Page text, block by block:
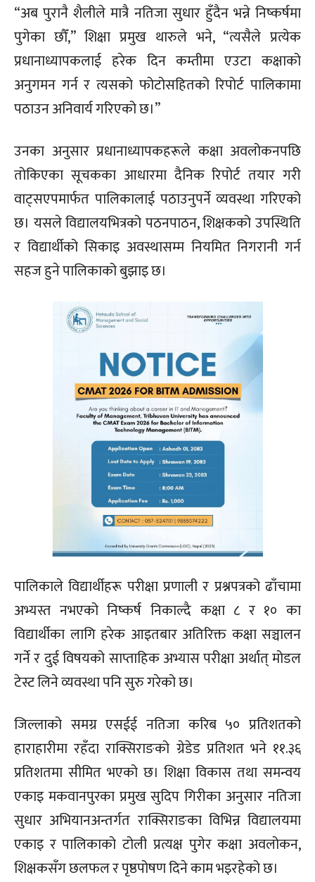
“अब पुरानै शैलीले मात्रै नतिजा सुधार हुँदैन भन्ने निष्कर्षमा
पुगेका छौँ,” शिक्षा प्रमुख थारुले भने, “त्यसैले प्रत्येक
प्रधानाध्यापकलाई हरेक दिन कम्तीमा एउटा कक्षाको
अनुगमन गर्न र त्यसको फोटोसहितको रिपोर्ट पालिकामा
पठाउन अनिवार्य गरिएको छ।”
उनका अनुसार प्रधानाध्यापकहरूले कक्षा अवलोकनपछि
तोकिएका सूचकका आधारमा दैनिक रिपोर्ट तयार गरी
वाट्सएपमार्फत पालिकालाई पठाउनुपर्ने व्यवस्था गरिएको
छ। यसले विद्यालयभित्रको पठनपाठन, शिक्षकको उपस्थिति
र विद्यार्थीको सिकाइ अवस्थासम्म नियमित निगरानी गर्न
सहज हुने पालिकाको बुझाइ छ।
पालिकाले विद्यार्थीहरू परीक्षा प्रणाली र प्रश्नपत्रको ढाँचामा
अभ्यस्त नभएको निष्कर्ष निकाल्दै कक्षा ८ र १० का
विद्यार्थीका लागि हरेक आइतबार अतिरिक्त कक्षा सञ्चालन
गर्ने र दुई विषयको साप्ताहिक अभ्यास परीक्षा अर्थात् मोडल
टेस्ट लिने व्यवस्था पनि सुरु गरेको छ।
जिल्लाको समग्र एसईई नतिजा करिब ५० प्रतिशतको
हाराहारीमा रहँदा राक्सिराङको ग्रेडेड प्रतिशत भने ११.३६
प्रतिशतमा सीमित भएको छ। शिक्षा विकास तथा समन्वय
एकाइ मकवानपुरका प्रमुख सुदिप गिरीका अनुसार नतिजा
सुधार अभियानअन्तर्गत राक्सिराङका विभिन्न विद्यालयमा
एकाइ र पालिकाको टोली प्रत्यक्ष पुगेर कक्षा अवलोकन,
शिक्षकसँग छलफल र पृष्ठपोषण दिने काम भइरहेको छ।